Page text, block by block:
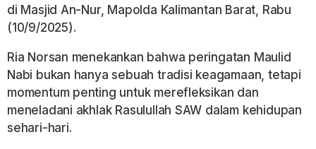
di Masjid An-Nur, Mapolda Kalimantan Barat, Rabu
(10/9/2025).
Ria Norsan menekankan bahwa peringatan Maulid
Nabi bukan hanya sebuah tradisi keagamaan, tetapi
momentum penting untuk merefleksikan dan
meneladani akhlak Rasulullah SAW dalam kehidupan
sehari-hari.